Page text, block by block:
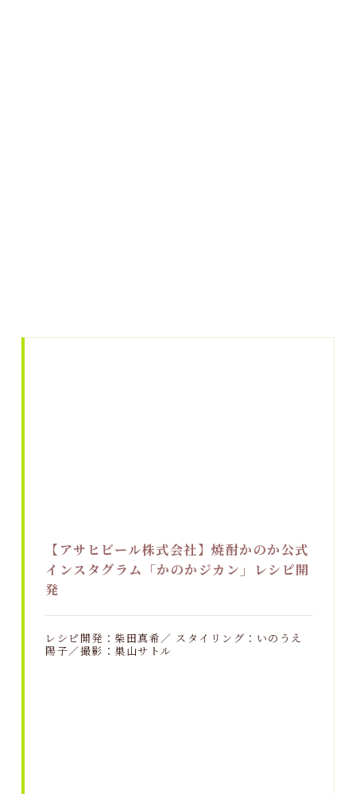
【アサヒビール株式会社】焼酎かのか公式
インスタグラム「かのかジカン」レシピ開
発
レシピ開発：柴田真希／ スタイリング：いのうえ
陽子／撮影：巣山サトル